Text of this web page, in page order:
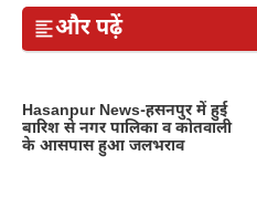
और पढ़ें
Hasanpur News-हसनपुर में हुई
बारिश से नगर पालिका व कोतवाली
के आसपास हुआ जलभराव